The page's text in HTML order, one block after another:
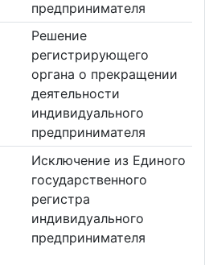
предпринимателя
Решение
регистрирующего
органа о прекращении
деятельности
индивидуального
предпринимателя
Исключение из Единого
государственного
регистра
индивидуального
предпринимателя